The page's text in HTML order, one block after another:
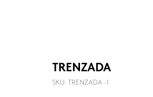
TRENZADA
SKU: TRENZADA -1